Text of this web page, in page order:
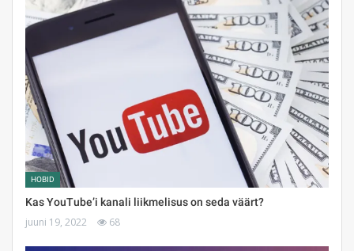
HOBID
Kas YouTube’i kanali liikmelisus on seda väärt?
juuni 19, 2022 68